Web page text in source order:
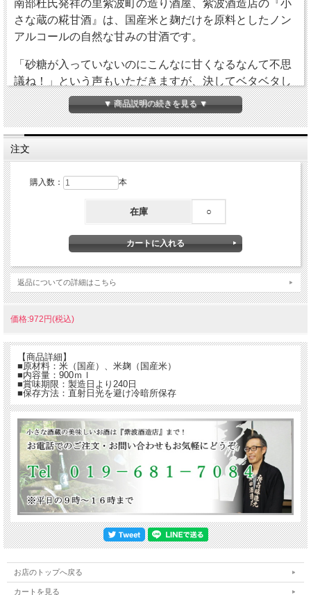
南部杜氏発祥の里紫波町の造り酒屋、紫波酒造店の『小
さな蔵の糀甘酒』は、国産米と麹だけを原料としたノン
アルコールの自然な甘みの甘酒です。
「砂糖が入っていないのにこんなに甘くなるなんて不思
議ね！」という声もいただきますが、決してベタベタし
たくどい甘さではありません。
暑い日にはキンキンの「冷し甘酒」、「ミルク割り」が
オススメです。寒い日にはアツアツに生姜を加えてホッ
と一息。ご家族皆様で楽しめます。
かわいいピンクのラベルはご自宅用はもちろん、贈り物
▼ 商品説明の続きを見る ▼
注文
購入数： 本
在庫 ○
返品についての詳細はこちら
価格:972円(税込)
【商品詳細】
■原材料：米（国産）、米麹（国産米）
■内容量：900ｍｌ
■賞味期限：製造日より240日
■保存方法：直射日光を避け冷暗所保存
お店のトップへ戻る
カートを見る